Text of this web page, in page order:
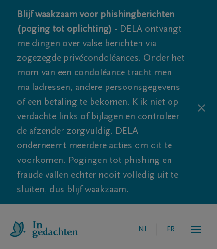
Blijf waakzaam voor phishingberichten
(poging tot oplichting) - DELA ontvangt
meldingen over valse berichten via
zogezegde privécondoléances. Onder het
mom van een condoléance tracht men
mailadressen, andere persoonsgegevens
of een betaling te bekomen. Klik niet op
verdachte links of bijlagen en controleer
de afzender zorgvuldig. DELA
onderneemt meerdere acties om dit te
voorkomen. Pogingen tot phishing en
fraude vallen echter nooit volledig uit te
sluiten, dus blijf waakzaam.
NL FR